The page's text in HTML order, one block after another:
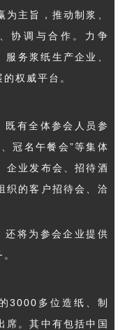
主旨，推动制浆、
协调与合作。力争
务浆纸生产企业、
权威平台。
既有全体参会人员参
冠名午餐会”等集体
企业发布会、招待酒
织的客户招待会、洽
还将为参会企业提供
3000多位造纸、制
席。其中有包括中国